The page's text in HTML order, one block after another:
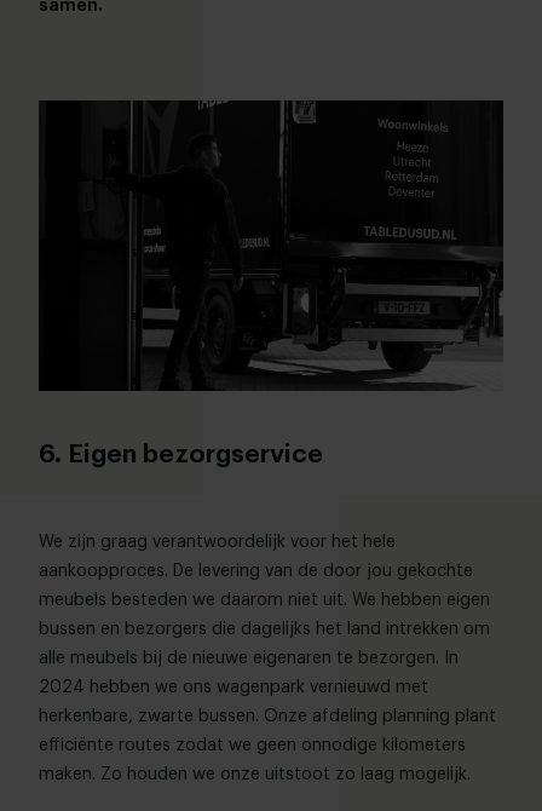
samen.
6. Eigen bezorgservice
We zijn graag verantwoordelijk voor het hele
aankoopproces. De levering van de door jou gekochte
meubels besteden we daarom niet uit. We hebben eigen
bussen en bezorgers die dagelijks het land intrekken om
alle meubels bij de nieuwe eigenaren te bezorgen. In
2024 hebben we ons wagenpark vernieuwd met
herkenbare, zwarte bussen. Onze afdeling planning plant
efficiënte routes zodat we geen onnodige kilometers
maken. Zo houden we onze uitstoot zo laag mogelijk.